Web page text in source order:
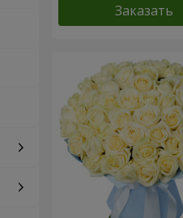
Заказать